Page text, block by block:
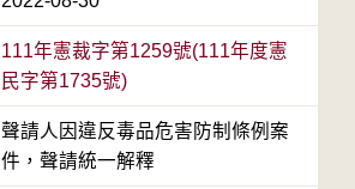
111年憲裁字第1259號(111年度憲
民字第1735號)
聲請人因違反毒品危害防制條例案
件，聲請統一解釋